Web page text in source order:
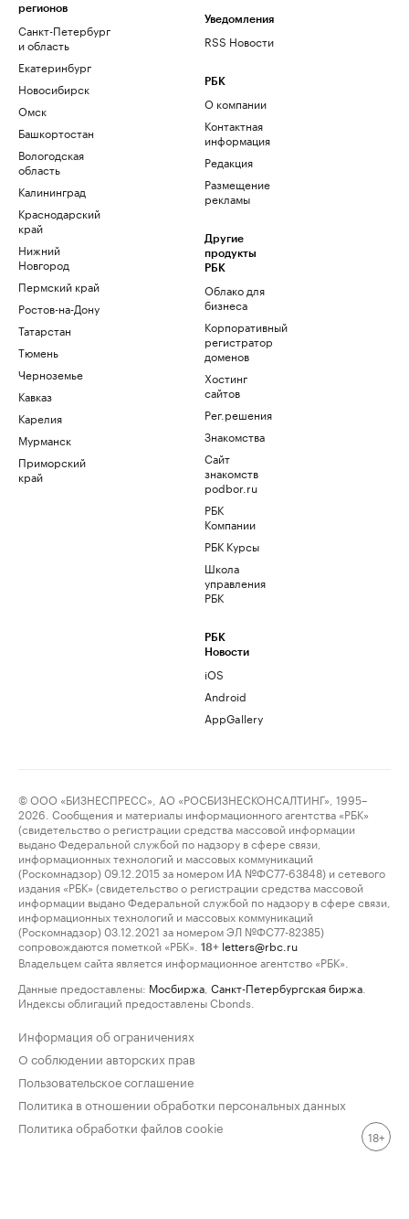
регионов
Санкт-Петербург
и область
Екатеринбург
Новосибирск
Омск
Башкортостан
Вологодская
область
Калининград
Краснодарский
край
Нижний
Новгород
Пермский край
Ростов-на-Дону
Татарстан
Тюмень
Черноземье
Кавказ
Карелия
Мурманск
Приморский
край
Уведомления
RSS Новости
РБК
О компании
Контактная
информация
Редакция
Размещение
рекламы
Другие
продукты
РБК
Облако для
бизнеса
Корпоративный
регистратор
доменов
Хостинг
сайтов
Рег.решения
Знакомства
Сайт
знакомств
podbor.ru
РБК
Компании
РБК Курсы
Школа
управления
РБК
РБК
Новости
iOS
Android
AppGallery
© ООО «БИЗНЕСПРЕСС», АО «РОСБИЗНЕСКОНСАЛТИНГ», 1995–
2026. Сообщения и материалы информационного агентства «РБК»
(свидетельство о регистрации средства массовой информации
выдано Федеральной службой по надзору в сфере связи,
информационных технологий и массовых коммуникаций
(Роскомнадзор) 09.12.2015 за номером ИА №ФС77-63848) и сетевого
издания «РБК» (свидетельство о регистрации средства массовой
информации выдано Федеральной службой по надзору в сфере связи,
информационных технологий и массовых коммуникаций
(Роскомнадзор) 03.12.2021 за номером ЭЛ №ФС77-82385)
сопровождаются пометкой «РБК».
18+ letters@rbc.ru
Владельцем сайта является информационное агентство «РБК».
Данные предоставлены: Мосбиржа Санкт-Петербургская биржа
Индексы облигаций предоставлены Cbonds.
Информация об ограничениях
О соблюдении авторских прав
Пользовательское соглашение
Политика в отношении обработки персональных данных
Политика обработки файлов cookie
18+